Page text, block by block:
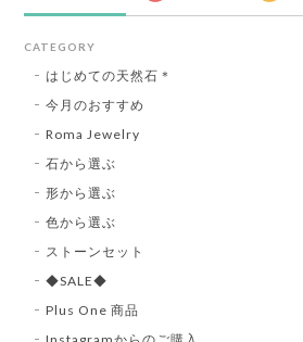
CATEGORY
はじめての天然石＊
今月のおすすめ
Roma Jewelry
石から選ぶ
形から選ぶ
色から選ぶ
ストーンセット
◆SALE◆
Plus One 商品